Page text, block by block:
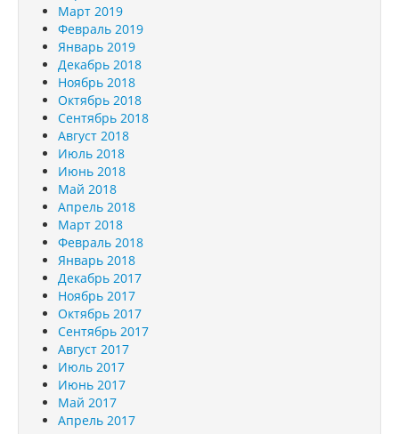
Март 2019
Февраль 2019
Январь 2019
Декабрь 2018
Ноябрь 2018
Октябрь 2018
Сентябрь 2018
Август 2018
Июль 2018
Июнь 2018
Май 2018
Апрель 2018
Март 2018
Февраль 2018
Январь 2018
Декабрь 2017
Ноябрь 2017
Октябрь 2017
Сентябрь 2017
Август 2017
Июль 2017
Июнь 2017
Май 2017
Апрель 2017